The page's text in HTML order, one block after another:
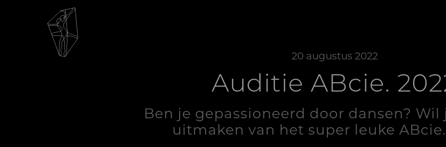
20 augustus 2022
Auditie ABcie.
Ben je gepassioneerd door dansen? Wil
uitmaken van het super leuke